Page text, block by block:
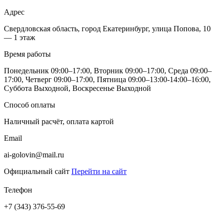
Адрес
Свердловская область, город Екатеринбург, улица Попова, 10
— 1 этаж
Время работы
Понедельник 09:00–17:00, Вторник 09:00–17:00, Среда 09:00–
17:00, Четверг 09:00–17:00, Пятница 09:00–13:00-14:00–16:00,
Суббота Выходной, Воскресенье Выходной
Способ оплаты
Наличный расчёт, оплата картой
Email
ai-golovin@mail.ru
Официальный сайт Перейти на сайт
Телефон
+7 (343) 376-55-69